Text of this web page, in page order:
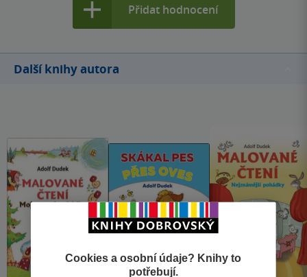
Přidat hodnocení
Další knihy autora
Cookies a osobní údaje? Knihy to
potřebují.